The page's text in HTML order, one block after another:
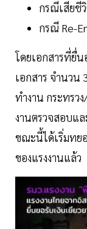
กรณีเสียชี
กรณี Re-
โดยเอกสารที่ยื่
เอกสาร จำนวน
ทำงาน กระทรว
งานตรวจสอบแ
ขณะนี้ได้เริ่มทย
ของแรงงานแล้ว